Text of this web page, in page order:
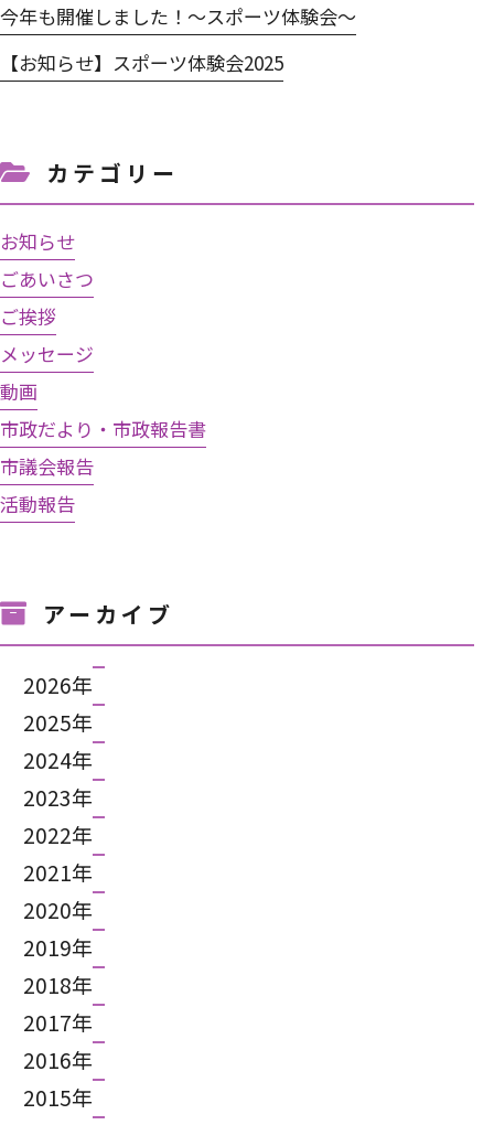
今年も開催しました！～スポーツ体験会～
【お知らせ】スポーツ体験会2025
カテゴリー
お知らせ
ごあいさつ
ご挨拶
メッセージ
動画
市政だより・市政報告書
市議会報告
活動報告
アーカイブ
2026年
2025年
2024年
2023年
2022年
2021年
2020年
2019年
2018年
2017年
2016年
2015年